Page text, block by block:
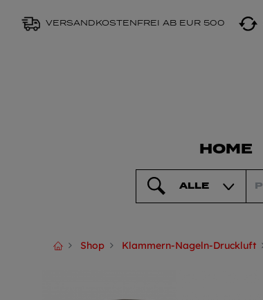
VERSANDKOSTENFREI AB EUR 500
HOME
ALLE
Shop Klammern-Nageln-Druckluft